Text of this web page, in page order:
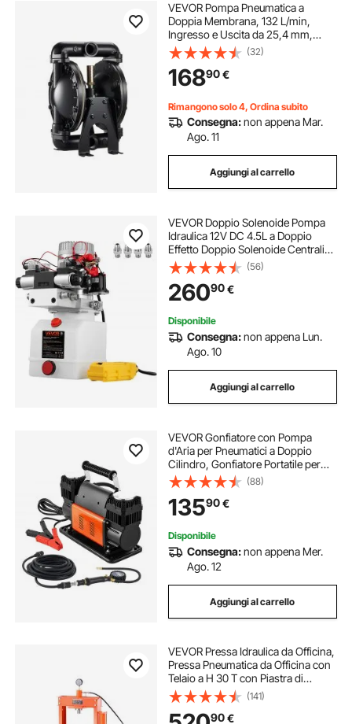
VEVOR Pompa Pneumatica a
Doppia Membrana, 132 L/min,
Ingresso e Uscita da 25,4 mm,
Pompa di Trasferimento
Pneumatica, Corpo in Lega di
Alluminio, Azionata ad Aria per
Diesel, Grasso
(32)
16890€
Rimangono solo 4, Ordina subito
Consegna:non appena Mar.
Ago. 11
Aggiungi al carrello
VEVOR Doppio Solenoide Pompa
Idraulica 12V DC 4.5L a Doppio
Effetto Doppio Solenoide Centralina
Idraulica 4.5L ZZ004234 Scarico
Riparazione Plastica
(56)
26090€
Disponibile
Consegna:non appena Lun.
Ago. 10
Aggiungi al carrello
VEVOR Gonfiatore con Pompa
d'Aria per Pneumatici a Doppio
Cilindro, Gonfiatore Portatile per
Pneumatici, Pompa dell'Aria
Fuoristrada da 12 V con Manometro
Digitale e Adattatori per Camion,
Auto, SUV
(88)
13590€
Disponibile
Consegna:non appena Mer.
Ago. 12
Aggiungi al carrello
VEVOR Pressa Idraulica da Officina,
Pressa Pneumatica da Officina con
Telaio a H 30 T con Piastra di
Pressatura Supporto Triangolare,
Pressa Idraulica Stabile Regolabile
per Pavimenti da Garage
(141)
90€